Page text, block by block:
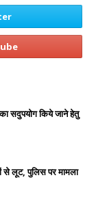
का सदुपयोग किये जाने हेतु
लूट, पुलिस पर मामला